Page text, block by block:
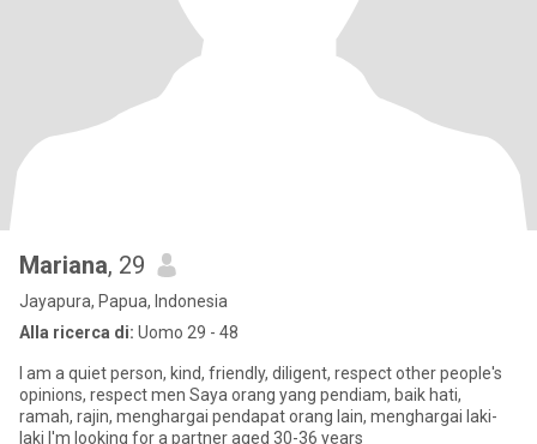
Mariana, 29
Jayapura, Papua, Indonesia
Alla ricerca di: Uomo 29 - 48
I am a quiet person, kind, friendly, diligent, respect other people's
opinions, respect men Saya orang yang pendiam, baik hati,
ramah, rajin, menghargai pendapat orang lain, menghargai laki-
laki I'm looking for a partner aged 30-36 years